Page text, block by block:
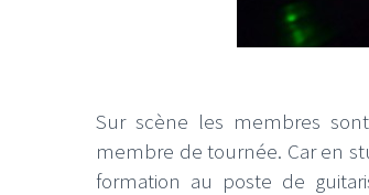
Sur scène les membres
membre de tournée. Car en
formation au poste de